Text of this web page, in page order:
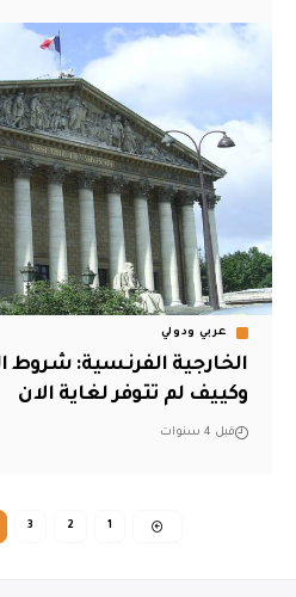
عربي ودولي
الخارجية الفرنسية: شروط
وكييف لم تتوفر لغاية الان
قبل 4 سنوات
1
2
3